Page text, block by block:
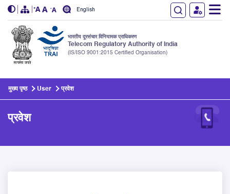
English
भारतीय दूरसंचार विनियामक प्राधिकरण
Telecom Regulatory Authority of India
(IS/ISO 9001:2015 Certified Organisation)
मुख्य पृष्ठ User प्रवेश
प्रवेश